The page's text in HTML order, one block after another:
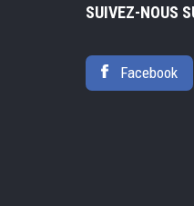
SUIVEZ-NOUS
Facebook